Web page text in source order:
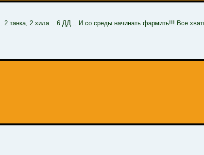
танка, 2 хила... 6 ДД... И со среды начинать фармить!!! Все